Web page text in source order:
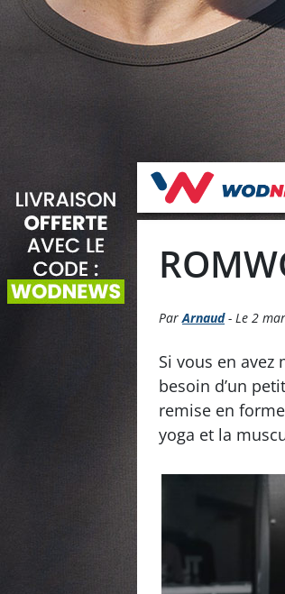
ParArnaud- Le 2
Si vous en
besoin d’un
remise en
yoga et la